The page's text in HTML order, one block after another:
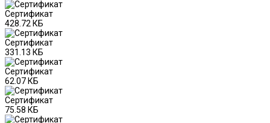
Сертификат
428.72 КБ
Сертификат
331.13 КБ
Сертификат
62.07 КБ
Сертификат
75.58 КБ